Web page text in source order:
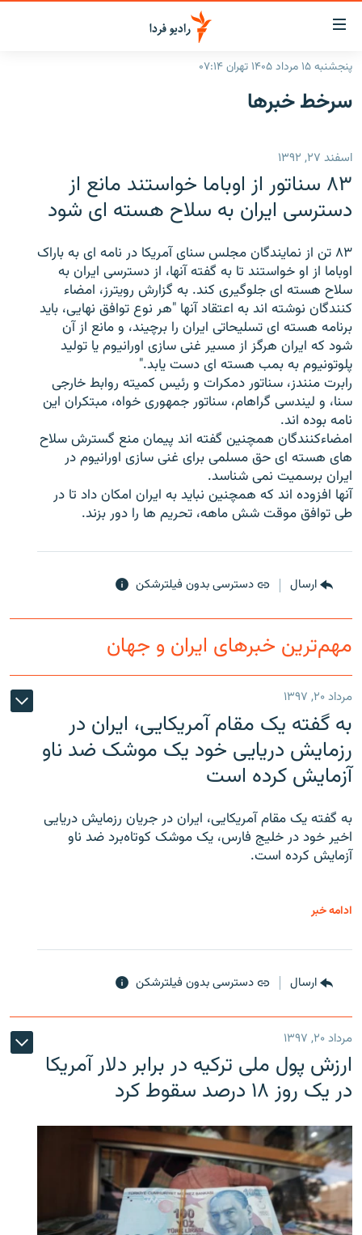
لینک‌های
قابلیت
دسترسی
بازگشت
اصلی
رفتن
صفحه
ایران
رادیو
انتخاب کنید و بشنوید
فرکانس‌ها
پادکست
گزارش‌های تصویری
گزارش‌های ویدئویی
زنان فردا
English
به ما بپیوندید
زبان‌های دیگر
پنجشنبه ۱۵ مرداد ۱۴۰۵ تهران ۰۷:۱۴
سرخط‌ خبرها
اسفند ۲۷, ۱۳۹۲
۸۳ سناتور از اوباما خواستند مانع از
دسترسی ایران به سلاح هسته ای شود
۸۳ تن از نمایندگان مجلس سنای آمریکا در نامه ای به باراک
اوباما از او خواستند تا به گفته آنها، از دسترسی ایران به
سلاح هسته ای جلوگیری کند. به گزارش رویترز، امضاء
کنندگان نوشته اند به اعتقاد آنها "هر نوع توافق نهایی، باید
برنامه هسته ای تسلیحاتی ایران را برچیند، و مانع از آن
شود که ایران هرگز از مسیر غنی سازی اورانیوم یا تولید
پلوتونیوم به بمب هسته ای دست یابد."
رابرت منندز، سناتور دمکرات و رئیس کمیته روابط خارجی
سنا، و لیندسی گراهام، سناتور جمهوری خواه، مبتکران این
نامه بوده اند.
امضاءکنندگان همچنین گفته اند پیمان منع گسترش سلاح
های هسته ای حق مسلمی برای غنی سازی اورانیوم در
ایران برسمیت نمی شناسد.
آنها افزوده اند که همچنین نباید به ایران امکان داد تا در
طی توافق موقت شش ماهه، تحریم ها را دور بزند.
ارسال دسترسی بدون فیلترشکن
مهم‌ترین خبرهای ایران و جهان
مرداد ۲۰, ۱۳۹۷
به گفته یک مقام آمریکایی، ایران در
رزمایش دریایی خود یک موشک ضد ناو
آزمایش کرده است
به گفته یک مقام آمریکایی، ایران در جریان رزمایش دریایی
اخیر خود در خلیج فارس، یک موشک کوتاه‌برد ضد ناو
آزمایش کرده است.
ادامه خبر
ارسال دسترسی بدون فیلترشکن
مرداد ۲۰, ۱۳۹۷
ارزش پول ملی ترکیه در برابر دلار آمریکا
در یک روز ۱۸ درصد سقوط کرد